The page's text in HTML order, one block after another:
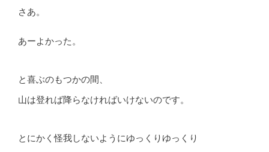
さあ。
あーよかった。
と喜ぶのもつかの間、
山は登れば降らなければいけないのです。
とにかく怪我しないようにゆっくりゆっくり